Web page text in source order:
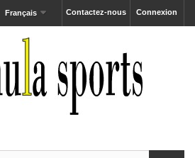
Connexion
Contactez-nous
Français